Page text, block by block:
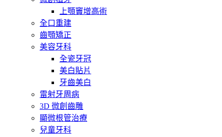
上顎竇增高術
全口重建
齒顎矯正
美容牙科
全瓷牙冠
美白貼片
牙齒美白
雷射牙周病
3D 微創齒雕
顯微根管治療
兒童牙科